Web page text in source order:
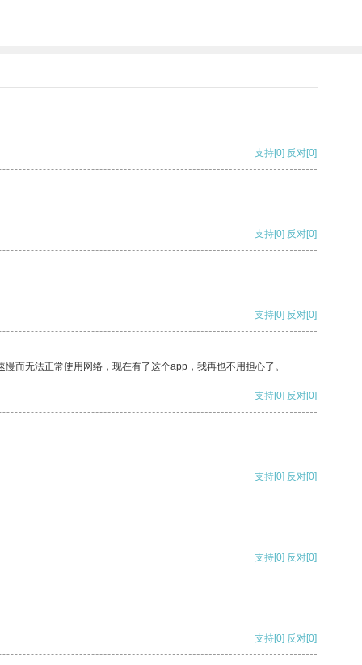
支持[0] 反对[0]
支持[0] 反对[0]
支持[0] 反对[0]
而无法正常使用网络，现在有了这个app，我再也不用担心了。
支持[0] 反对[0]
支持[0] 反对[0]
支持[0] 反对[0]
支持[0] 反对[0]